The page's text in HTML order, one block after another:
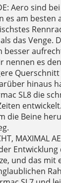
Aero sind
es am
das Venge.
besser
nennen es
hinaus
SL8 die
die Beine
MAXIMAL
und das